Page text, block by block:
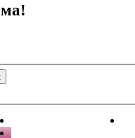
Энциклопедия кошек